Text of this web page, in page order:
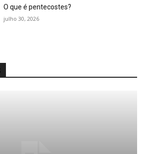
O que é pentecostes?
julho 30, 2026